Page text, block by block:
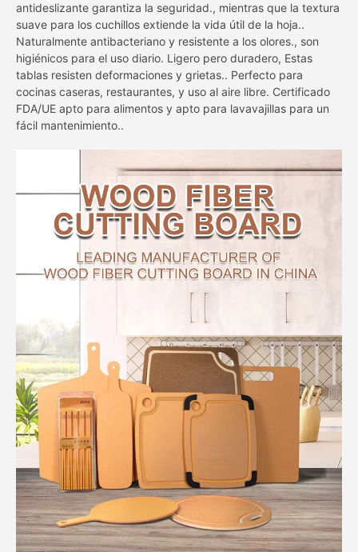
antideslizante garantiza la seguridad., mientras que la textura
suave para los cuchillos extiende la vida útil de la hoja..
Naturalmente antibacteriano y resistente a los olores., son
higiénicos para el uso diario. Ligero pero duradero, Estas
tablas resisten deformaciones y grietas.. Perfecto para
cocinas caseras, restaurantes, y uso al aire libre. Certificado
FDA/UE apto para alimentos y apto para lavavajillas para un
fácil mantenimiento..